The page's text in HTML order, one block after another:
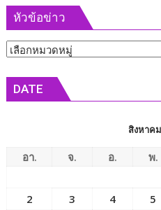
หัวข้อข่าว
หัวข้อ
DATE
สิงหาค
อา. จ. อ. พ.
2
3 4 5